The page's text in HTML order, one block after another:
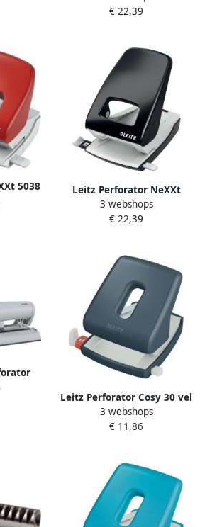
€ 22,39
5038
Leitz Perforator NeXXt
archief metaal 40 vel zwart
3 webshops
€ 22,39
Leitz Perforator Cosy 30 vel
fluweel grijs
3 webshops
€ 11,86